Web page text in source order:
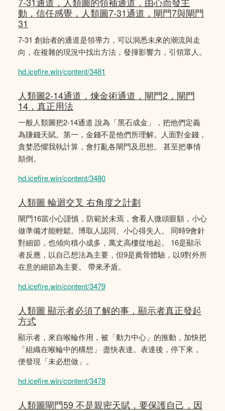
動，信任感覺，人類圖7-31通道，閘門7與閘門
31
7-31 創始者的通道是領導力，可以洞悉未來的潮流與走
向，在複雜的現況中找出方法，發揮影響力，引領眾人。
hd.icefire.win/content/3481
人類圖2-14通道，煉金術通道，閘門2，閘門
14，真正用法
一般人類圖把2-14通道 說為「黑石成金」，把他們定義
為賺錢天賦。第一，金錢不是他們所理解。人面對金錢，
貪婪恐懼我執計算，會打亂各閘門及思想。 甚至把事情
顛倒。
hd.icefire.win/content/3480
人類圖 輪迴交叉 右角度之計劃
閘門16當小心謹慎，防範於未焉，會看人微頭眼額，小心
做準備才能輕鬆。博取人認同、小心得失人。 同時9會針
對細節，也傾向積小成多，萬丈高樓從地起。 16是顯示
者反應，以自己想法為主要，但9是薦骨體驗，以9對外所
在意的細節為主要。 帶來矛盾。
hd.icefire.win/content/3479
人類圖 顯示者必須了解的事，顯示者真正發起
方式
顯示者，來自喉輪作用，被「動力中心」的推動，加快把
「組織在喉輪中的構想」 盡快表達。表達後，停下來，
便發現「未必想做」。
hd.icefire.win/content/3478
人類圖閘門59 不是親密天賦，要保護自己，因